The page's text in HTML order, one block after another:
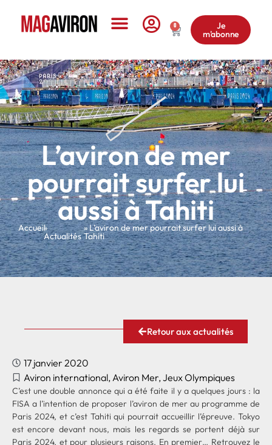
0 Je
m'abonne
L’aviron de mer
pourrait surfer lui
aussi à Tahiti
Accueil»
Actualités
» L’aviron de mer pourrait surfer lui aussi à
Tahiti
Retour aux actualités
17 janvier 2020
Aviron international, Aviron Mer, Jeux Olympiques
C’est une double annonce qui a été faite il y a quelques jours : la
FISA a l’intention de proposer l’aviron de mer au programme de
Paris 2024, et c’est Tahiti qui pourrait accueillir l’épreuve. Tokyo
est encore devant nous, mais les regards se portent déjà sur
Paris 2024, et pour plusieurs raisons. En premier… Retrouvez le